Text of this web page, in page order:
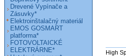
High
Drevené Vypínače a
Zásuvky*
Elektroinštalačný materiál
EMOS GOSMART
platforma*
FOTOVOLTAICKÉ
ELEKTRÁRNE*